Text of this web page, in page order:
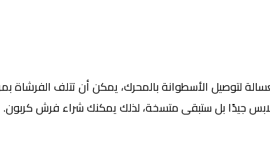
لتوصيل الأسطوانة بالمحرك، يمكن أن تتلف
جيدًا بل ستبقى متسخة، لذلك يمكنك شراء فرش كربون.